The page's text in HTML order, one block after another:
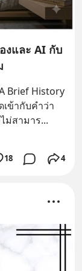
งและ AI กับ
Brief History
ข้ากับคำว่า
ม่สามาร
18 4